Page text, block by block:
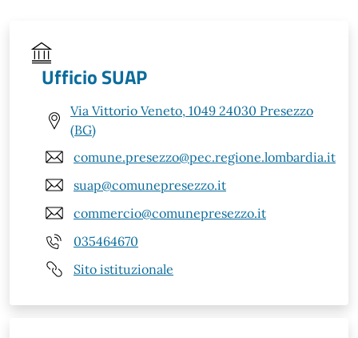
Ufficio SUAP
Via Vittorio Veneto, 1049 24030 Presezzo
(BG)
comune.presezzo@pec.regione.lombardia.it
suap@comunepresezzo.it
commercio@comunepresezzo.it
035464670
Sito istituzionale